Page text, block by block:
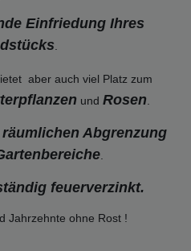
Einfriedung Ihres
aber auch viel Platz zum
und Rosen
räumlichen Abgrenzung
feuerverzinkt.
Jahrzehnte ohne Rost !